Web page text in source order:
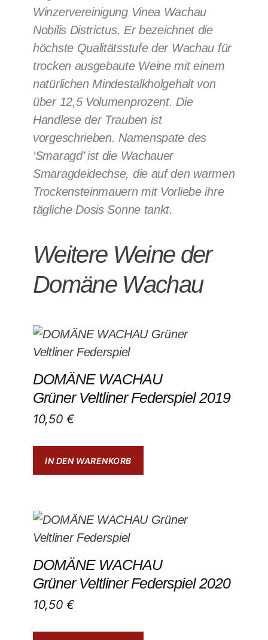
Winzervereinigung Vinea Wachau
Nobilis Districtus. Er bezeichnet die
höchste Qualitätsstufe der Wachau für
trocken ausgebaute Weine mit einem
natürlichen Mindestalkholgehalt von
über 12,5 Volumenprozent. Die
Handlese der Trauben ist
vorgeschrieben. Namenspate des
‘Smaragd’ ist die Wachauer
Smaragdeidechse, die auf den warmen
Trockensteinmauern mit Vorliebe ihre
tägliche Dosis Sonne tankt.
Weitere Weine der
Domäne Wachau
DOMÄNE WACHAU
Grüner Veltliner Federspiel 2019
10,50€
IN DEN WARENKORB
DOMÄNE WACHAU
Grüner Veltliner Federspiel 2020
10,50€